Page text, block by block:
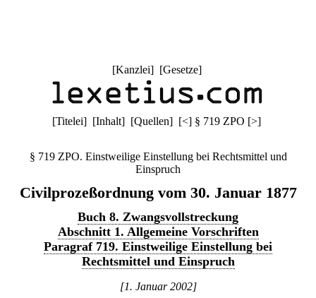
[Kanzlei] [Gesetze]
[Titelei] [Inhalt] [Quellen] [<] § 719 ZPO [>]
§ 719 ZPO. Einstweilige Einstellung bei Rechtsmittel und
Einspruch
Civilprozeßordnung vom 30. Januar 1877
Buch 8. Zwangsvollstreckung
Abschnitt 1. Allgemeine Vorschriften
Paragraf 719. Einstweilige Einstellung bei
Rechtsmittel und Einspruch
[1. Januar 2002]